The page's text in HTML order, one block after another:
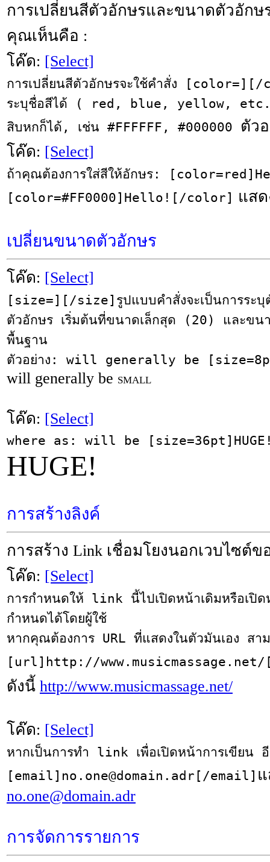
การเปลี่ยนสีตัวอักษรและขนาดตัวอักษ
คุณเห็นคือ :
โค๊ด: [Select]
การเปลี่ยนสีตัวอักษรจะใช้คำสั่ง
ระบุชื่อสีได้ ( red, blue, yellow, etc.)
สิบหกก็ได้, เช่น #FFFFFF, #000000 ตัว
โค๊ด: [Select]
ถ้าคุณต้องการใส่สีให้อักษร:
[color=#FF0000]Hello![/color] แส
เปลี่ยนขนาดตัวอักษร
โค๊ด: [Select]
[size=][/size]รูปแบบคำสั่งจะเป็นการระบุ
ตัวอักษร เริ่มต้นที่ขนาดเล็กสุด (20) และข
พื้นฐาน
ตัวอย่าง: will generally be
will generally be SMALL
โค๊ด: [Select]
where as: will be
HUGE!
การสร้างลิงค์
การสร้าง Link เชื่อมโยงนอกเวบไซต์ข
โค๊ด: [Select]
การกำหนดให้ link นี้ไปเปิดหน้าเดิมหรือเปิ
กำหนดได้โดยผู้ใช้
หากคุณต้องการ URL ที่แสดงในตัวมันเอง สา
[url]http://
ดังนี้ http://www.musicmassage.net/
โค๊ด: [Select]
หากเป็นการทำ link เพื่อเปิดหน้าการเขียน
[email]no.one@domain.adr[/email]
no.one@domain.adr
การจัดการรายการ